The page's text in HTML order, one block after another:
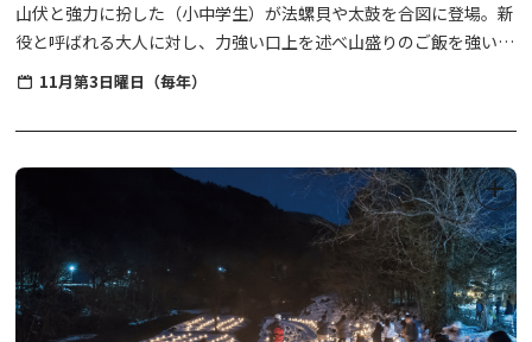
～湯西川河川会場は、平家の里会場から徒歩で約5分です。～
山伏と強力に扮した（小中学生）が法螺貝や太鼓を合図に登場。新
役と呼ばれる大人に対し、力強い口上を述べ山盛りのご飯を強いま
す。
太郎坊・次郎坊の口元に里芋を３度ずつ差し出し、それを食べさせ
廻る神事が執り行われます。
無病息災や方策を祈る市の無形民俗文化財に指定されている奇祭で
※注意※
令和8年度より、開催日が変更となりました。
11月第3日曜日（毎年）